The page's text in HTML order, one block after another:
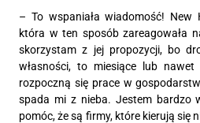
– To wspaniała wiadomość!
która w ten sposób zareagowała
skorzystam z jej propozycji, bo
własności, to miesiące lub
rozpoczną się prace w
spada mi z nieba. Jestem bardzo
pomóc, że są firmy, które kierują się